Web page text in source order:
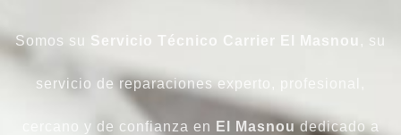
Somos su Servicio Técnico Carrier El Masnou , su
servicio de reparaciones experto, profesional,
cercano y de confianza en El Masnoudedicado a